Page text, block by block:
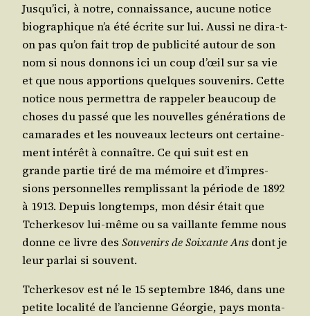
Jus­qu’i­ci, à notre, connais­sance, aucune notice
bio­gra­phique n’a été écrite sur lui. Aus­si ne dira-t-
on pas qu’on fait trop de publi­ci­té autour de son
nom si nous don­nons ici un coup d’œil sur sa vie
et que nous appor­tions quelques sou­ve­nirs. Cette
notice nous per­met­tra de rap­pe­ler beau­coup de
choses du pas­sé que les nou­velles géné­ra­tions de
cama­rades et les nou­veaux lec­teurs ont cer­tai­ne­
ment inté­rêt à connaître. Ce qui suit est en
grande par­tie tiré de ma mémoire et d’im­pres­
sions per­son­nelles rem­plis­sant la période de 1892
à 1913. Depuis long­temps, mon désir était que
Tcher­ke­sov lui-même ou sa vaillante femme nous
donne ce livre des Sou­ve­nirs de Soixante Ans dont je
leur par­lai si souvent.
Tcher­ke­sov est né le 15 sep­tembre 1846, dans une
petite loca­li­té de l’an­cienne Géor­gie, pays mon­ta­